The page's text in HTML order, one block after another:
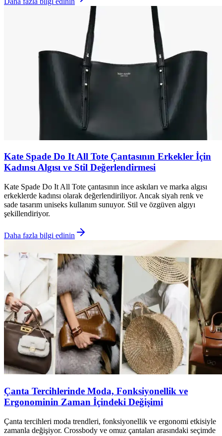
Kate Spade Do It All Tote Çantasının Erkekler İçin
Kadınsı Algısı ve Stil Değerlendirmesi
Kate Spade Do It All Tote çantasının ince askıları ve marka algısı
erkeklerde kadınsı olarak değerlendiriliyor. Ancak siyah renk ve
sade tasarım uniseks kullanım sunuyor. Stil ve özgüven algıyı
şekillendiriyor.
Daha fazla bilgi edinin
Çanta Tercihlerinde Moda, Fonksiyonellik ve
Ergonominin Zaman İçindeki Değişimi
Çanta tercihleri moda trendleri, fonksiyonellik ve ergonomi etkisiyle
zamanla değişiyor. Crossbody ve omuz çantaları arasındaki seçimde